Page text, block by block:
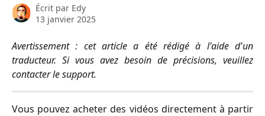
Écrit par Edy
13 janvier 2025
Avertissement : cet article a été rédigé à l'aide d'un
traducteur. Si vous avez besoin de précisions, veuillez
contacter le support.
Vous pouvez acheter des vidéos directement à partir